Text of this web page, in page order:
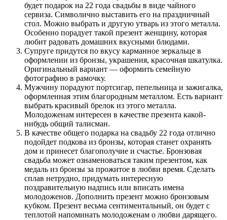
будет подарок на 22 года свадьбы в виде чайного
сервиза. Символично выставить его на праздничный
стол. Можно выбрать и другую утварь из этого металла.
Особенно порадует такой презент женщину, которая
любит радовать домашних вкусными блюдами.
Супруге придутся по вкусу карманное зеркальце в
оформлении из бронзы, украшения, красочная шкатулка.
Оригинальный вариант — оформить семейную
фотографию в рамочку.
Мужчину порадуют портсигар, пепельница и зажигалка,
оформленная этим благородным металлом. Есть вариант
выбрать красивый брелок из этого металла.
Молодоженам интересен в качестве презента какой-
нибудь общий талисман.
В качестве общего подарка на свадьбу 22 года отлично
подойдет подкова из бронзы, которая станет охранять
дом и принесет благополучие и счастье. Бронзовая
свадьба может ознаменоваться таким презентом, как
медаль из бронзы за прожитое в любви время. Сделать
сплав нетрудно, придумать интересную
поздравительную надпись или вписать имена
молодоженов. Дополнить презент можно бронзовым
кубком. Презент весьма сентиментальный, он будет с
теплотой напоминать молодоженам о любви дарящего.